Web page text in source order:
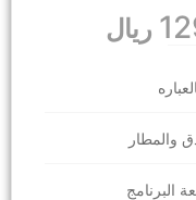
ريال
والمطار
البرنامج